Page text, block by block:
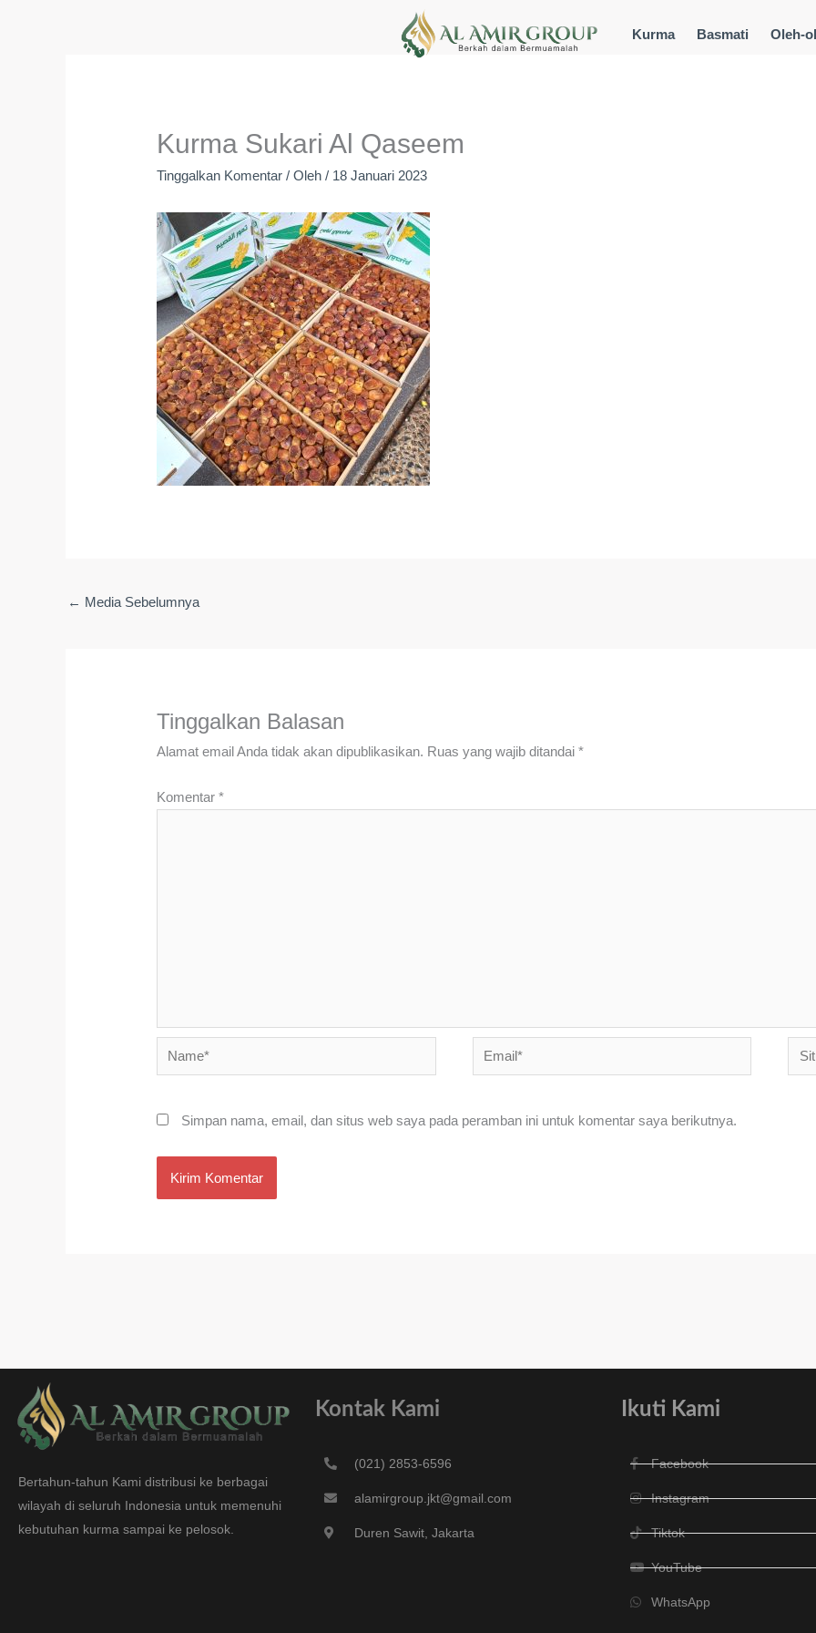
Kurma Basmati Oleh-
Kurma Sukari Al Qaseem
Tinggalkan Komentar / Oleh/ 18 Januari 2023
← Media Sebelumnya
Tinggalkan Balasan
Alamat email Anda tidak akan dipublikasikan. Ruas yang wajib ditandai*
Komentar*
Name* Email*
Web
Simpan nama, email, dan situs web saya pada peramban ini untuk komentar saya berikutnya.
Bertahun-tahun Kami distribusi ke berbagai
wilayah di seluruh Indonesia untuk memenuhi
kebutuhan kurma sampai ke pelosok.
Kontak Kami
(021) 2853-6596
alamirgroup.jkt@gmail.com
Duren Sawit, Jakarta
Ikuti Kami
Facebook
Instagram
Tiktok
YouTube
WhatsApp